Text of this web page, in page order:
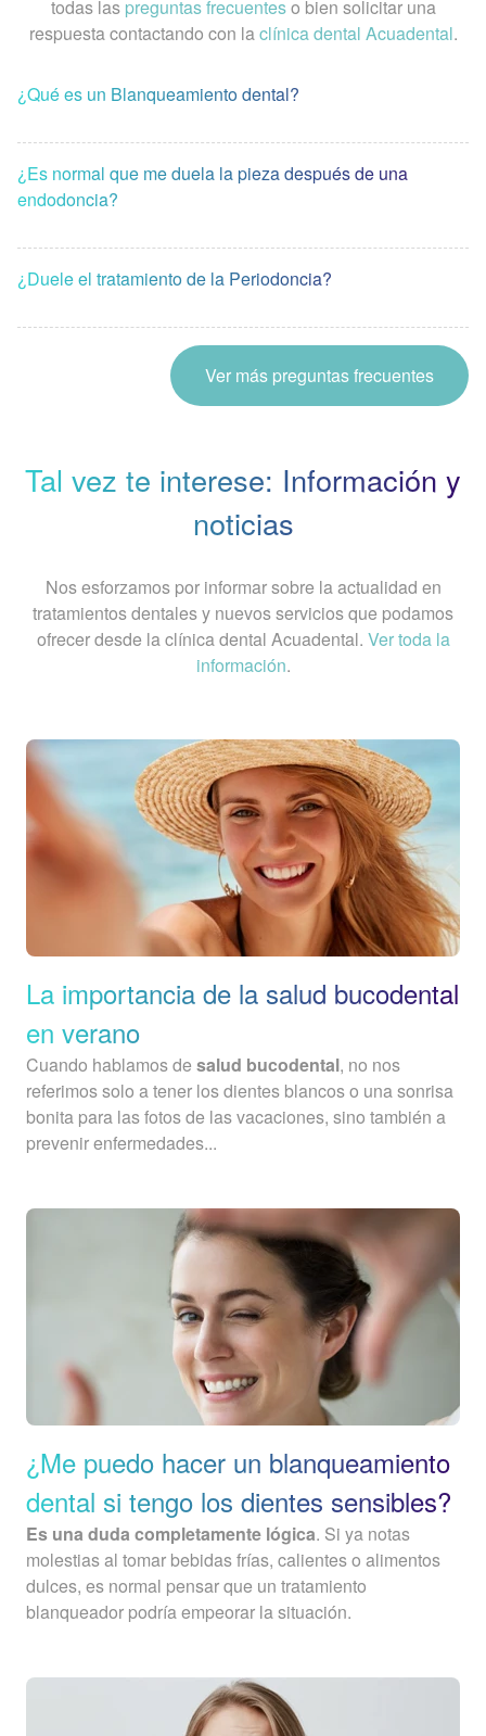
todas las preguntas frecuenteso bien solicitar una
respuesta contactando con laclínica dental Acuadental.
¿Qué es un Blanqueamiento dental?
¿Es normal que me duela la pieza después de una
endodoncia?
¿Duele el tratamiento de la Periodoncia?
Ver más preguntas frecuentes
Tal vez te interese: Información y
noticias
Nos esforzamos por informar sobre la actualidad en
tratamientos dentales y nuevos servicios que podamos
ofrecer desde la clínica dental Acuadental. Ver toda la
información.
La importancia de la salud bucodental
en verano
Cuando hablamos de salud bucodental, no nos
referimos solo a tener los dientes blancos o una sonrisa
bonita para las fotos de las vacaciones, sino también a
prevenir enfermedades...
¿Me puedo hacer un blanqueamiento
dental si tengo los dientes sensibles?
Es una duda completamente lógica. Si ya notas
molestias al tomar bebidas frías, calientes o alimentos
dulces, es normal pensar que un tratamiento
blanqueador podría empeorar la situación.